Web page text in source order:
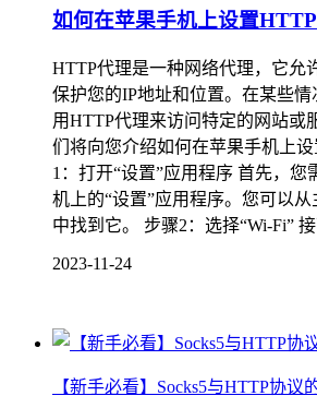
如何在苹果手机上设置
HTTP代理是一种网络代理，它允
保护您的IP地址和位置。在某些
用HTTP代理来访问特定的网站或
们将向您介绍如何在苹果手机上
1：打开“设置”应用程序 首先，您
机上的“设置”应用程序。您可以
中找到它。 步骤2：选择“Wi-Fi”
2023-11-24
【新手必看】Socks5与HTTP协议